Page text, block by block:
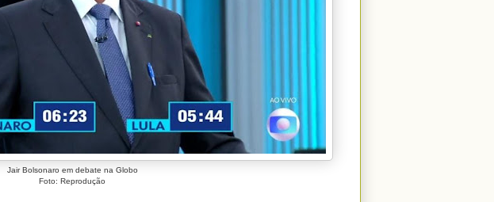
Jair Bolsonaro em debate na Globo
Foto: Reprodução